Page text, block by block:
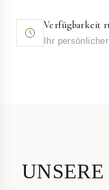
Verfügbarkeit
Ihr